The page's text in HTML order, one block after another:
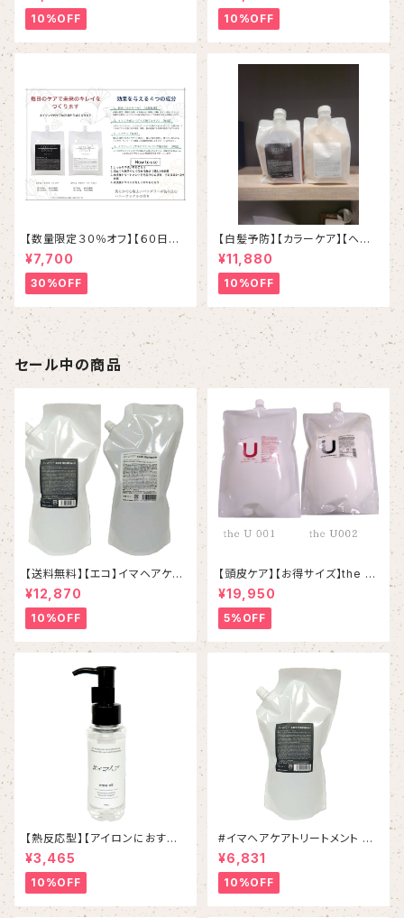
10%OFF 10%OFF
【数量限定３０％オフ】【６０日
便】【酵素ケア】スマイルプラウド
シャンプー＆トリートメント定期
便
¥7,700
30%OFF
【白髪予防】【カラーケア】【ヘマ
チン配合】【ホルダーつき】スマイ
ルproudシャンプー＆トリートメ
ント
¥11,880
10%OFF
セール中の商品
【送料無料】【エコ】イマヘアケア
シャンプートリートメントset
¥12,870
10%OFF
【頭皮ケア】【お得サイズ】the U
001シャンプー＆002しっとりト
リートメント 詰め替えセット
¥19,950
5%OFF
【熱反応型】【アイロンにおすす
め】イマヘアケアオイル
¥3,465
10%OFF
#イマヘアケアトリートメント 80
0g リフィル
¥6,831
10%OFF